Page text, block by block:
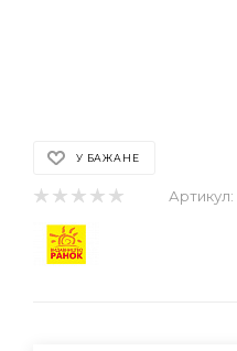
У БАЖАНЕ
Артикул: